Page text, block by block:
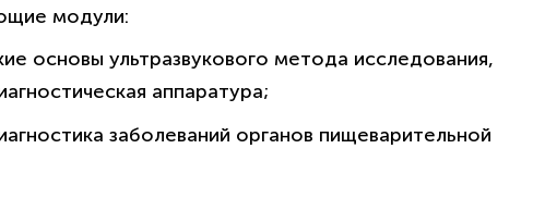
модули:
основы ультразвукового метода исследования,
аппаратура;
заболеваний органов пищеварительной